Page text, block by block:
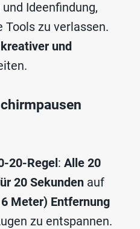
Ideenfindung,
zu verlassen.
kreativer und
20-Regel: Alle 20
20 Sekunden auf
Meter) Entfernung
zu entspannen.